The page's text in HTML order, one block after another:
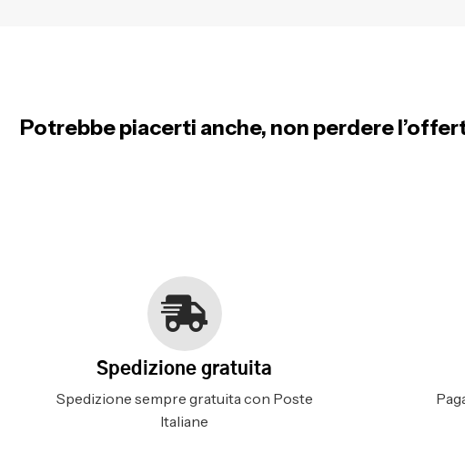
Potrebbe piacerti anche, non perdere
Spedizione gratuita
Spedizione sempre gratuita con Poste
Italiane